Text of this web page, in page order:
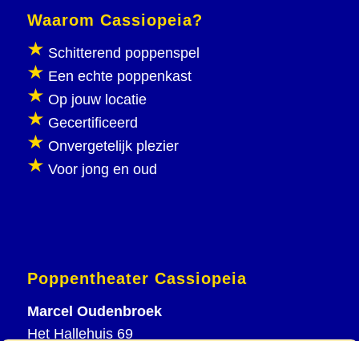
Waarom Cassiopeia?
Schitterend poppenspel
Een echte poppenkast
Op jouw locatie
Gecertificeerd
Onvergetelijk plezier
Voor jong en oud
Poppentheater Cassiopeia
Marcel Oudenbroek
Het Hallehuis 69